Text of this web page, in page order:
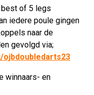
of 5 legs
iedere poule gingen
naar de
gevolgd via;
winnaars- en